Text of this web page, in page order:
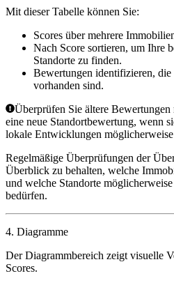
Mit dieser Tabelle können Sie:
Scores über mehrere
Nach Score sortieren, um Ihre
Standorte zu finden.
Bewertungen identifizieren,
vorhanden sind.
Überprüfen Sie ältere
eine neue Standortbewertung, wenn
lokale Entwicklungen möglicherweise
Regelmäßige Überprüfungen der
Überblick zu behalten, welche
und welche Standorte
bedürfen.
4. Diagramme
Der Diagrammbereich zeigt visuelle
Scores.